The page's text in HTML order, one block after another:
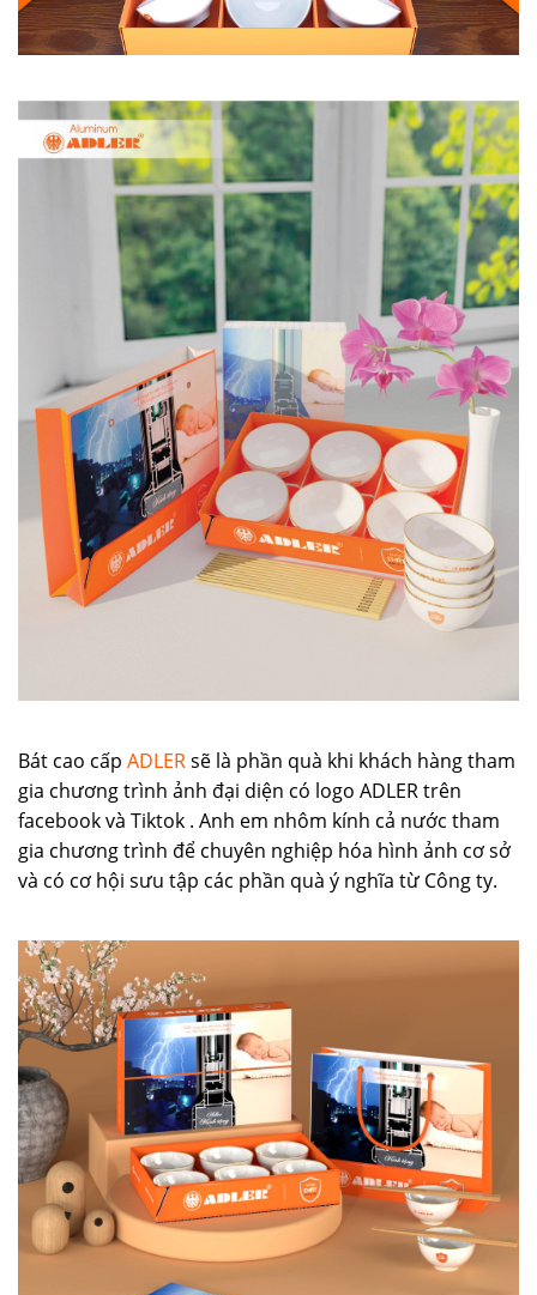
Bát cao cấp ADLERsẽ là phần quà khi khách hàng tham
gia chương trình ảnh đại diện có logo ADLER trên
facebook và Tiktok . Anh em nhôm kính cả nước tham
gia chương trình để chuyên nghiệp hóa hình ảnh cơ sở
và có cơ hội sưu tập các phần quà ý nghĩa từ Công ty.